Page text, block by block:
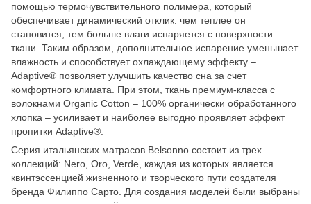
помощью термочувствительного полимера, который
обеспечивает динамический отклик: чем теплее он
становится, тем больше влаги испаряется с поверхности
ткани. Таким образом, дополнительное испарение уменьшает
влажность и способствует охлаждающему эффекту –
Adaptive® позволяет улучшить качество сна за счет
комфортного климата. При этом, ткань премиум-класса с
волокнами Organic Cotton – 100% органически обработанного
хлопка – усиливает и наиболее выгодно проявляет эффект
пропитки Adaptive®.
Серия итальянских матрасов Belsonno состоит из трех
коллекций: Nero, Oro, Verde, каждая из которых является
квинтэссенцией жизненного и творческого пути создателя
бренда Филиппо Сарто. Для создания моделей были выбраны